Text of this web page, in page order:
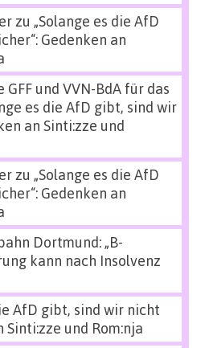
zu „Solange es die AfD
Gedenken an
und VVN-BdA für das
es die AfD gibt, sind wir
an Sinti:zze und
zu „Solange es die AfD
Gedenken an
Dortmund: „B-
kann nach Insolvenz
AfD gibt, sind wir nicht
Sinti:zze und Rom:nja